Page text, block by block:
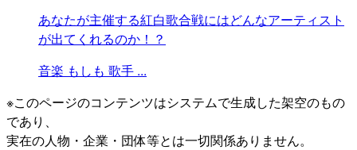
あなたが主催する紅白歌合戦にはどんなアーティスト
が出てくれるのか！？
音楽 もしも 歌手 ...
※このページのコンテンツはシステムで生成した架空のもの
であり、
実在の人物・企業・団体等とは一切関係ありません。